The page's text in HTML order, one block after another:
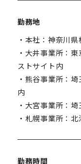
勤務地
・本社：神奈川
・大井事業所：
ストサイト内
・熊谷事業所：
内
・大宮事業所：
・札幌事業所：
勤務時間